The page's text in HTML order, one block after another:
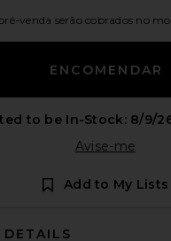
venda serão cobrados no
ENCOMENDAR
to be In-Stock: 8/9/
Avise-me
Add to My Lists
DETAILS